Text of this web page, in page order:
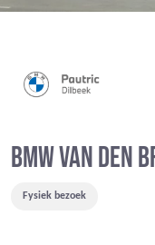
BMW VAN DEN
Fysiek bezoek